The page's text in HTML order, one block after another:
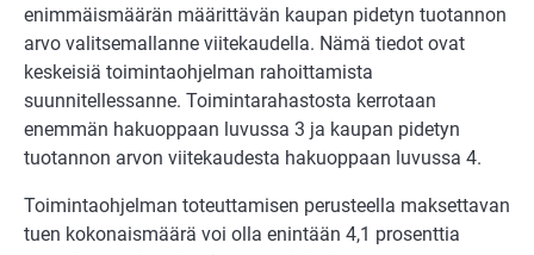
enimmäismäärän määrittävän kaupan pidetyn tuotannon
arvo valitsemallanne viitekaudella. Nämä tiedot ovat
keskeisiä toimintaohjelman rahoittamista
suunnitellessanne. Toimintarahastosta kerrotaan
enemmän hakuoppaan luvussa 3 ja kaupan pidetyn
tuotannon arvon viitekaudesta hakuoppaan luvussa 4.
Toimintaohjelman toteuttamisen perusteella maksettavan
tuen kokonaismäärä voi olla enintään 4,1 prosenttia